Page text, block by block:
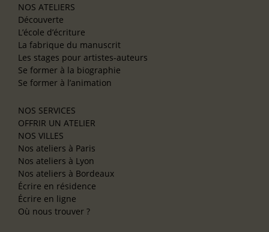
NOS ATELIERS
Découverte
L’école d’écriture
La fabrique du manuscrit
Les stages pour artistes-auteurs
Se former à la biographie
Se former à l’animation
NOS SERVICES
OFFRIR UN ATELIER
NOS VILLES
Nos ateliers à Paris
Nos ateliers à Lyon
Nos ateliers à Bordeaux
Écrire en résidence
Écrire en ligne
Où nous trouver ?